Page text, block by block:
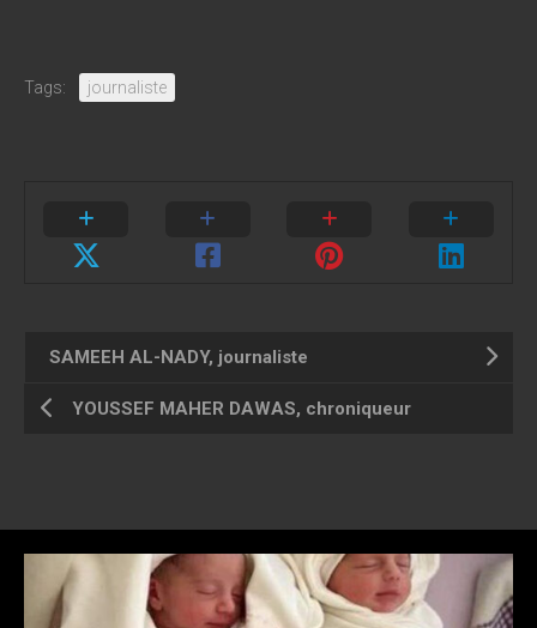
Tags: journaliste
SAMEEH AL-NADY, journaliste
YOUSSEF MAHER DAWAS, chroniqueur